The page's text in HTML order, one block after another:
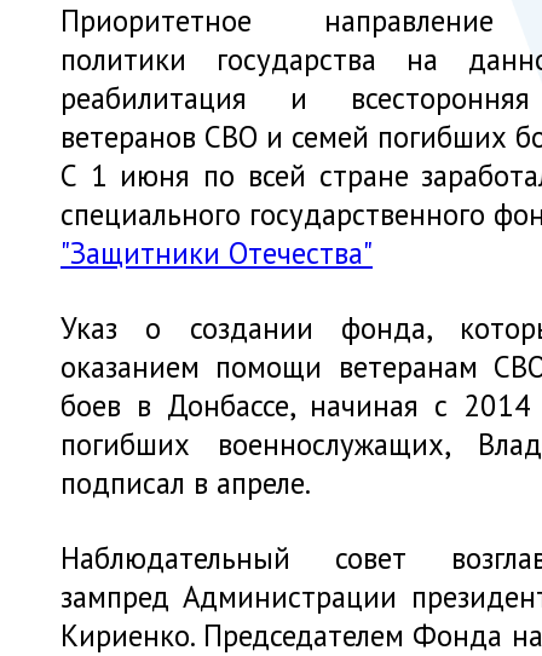
Приоритетное направление
политики государства на
реабилитация и
ветеранов СВО и семей погибших
С 1 июня по всей стране
специального государственного
"Защитники Отечества"
Указ о создании фонда,
оказанием помощи ветеранам
боев в Донбассе, начиная с 2014
погибших военнослужащих,
подписал в апреле.
Наблюдательный совет
зампред Администрации
Кириенко. Председателем Фонда